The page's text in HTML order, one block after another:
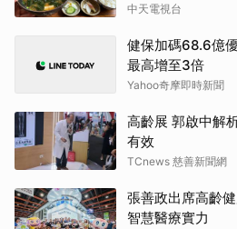
中天電視台
健保加碼68.6億
最高增至3倍
Yahoo奇摩即時新聞
高齡展 郭啟中解
有效
TCnews 慈善新聞網
張善政出席高齡
智慧醫療實力